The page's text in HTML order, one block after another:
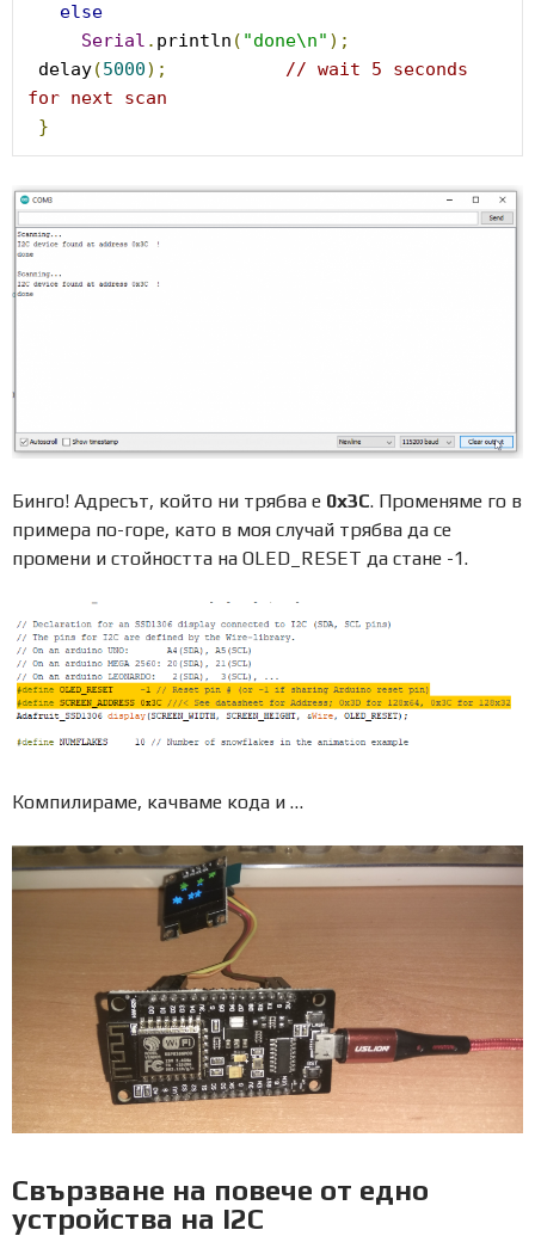
else
Serial . println ( "done\n" );
delay(5000);
// wait 5 seconds
for next scan
}
Бинго! Адресът, който ни трябва е 0x3C. Променяме го в
примера по-горе, като в моя случай трябва да се
промени и стойността на OLED_RESET да стане -1.
Компилираме, качваме кода и …
Свързване на повече от едно
устройства на I2C